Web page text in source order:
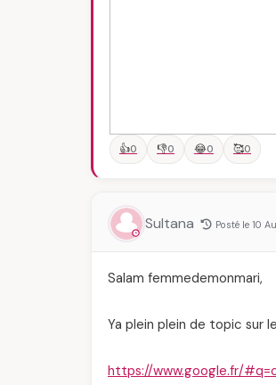
👍0 👎0 😂0 🥰0
Sultana Posté le 10
Salam femmedemonmari,
Ya plein plein de topic sur
https://www.google.fr/